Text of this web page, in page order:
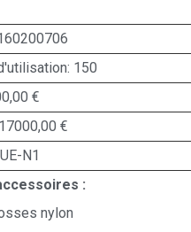
150
€
€
N1
:
nylon